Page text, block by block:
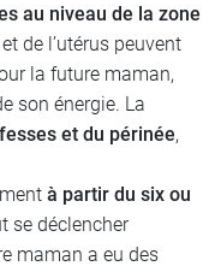
au niveau de la zone
et de l’utérus peuvent
la future maman,
son énergie. La
et du périnée,
à partir du six ou
se déclencher
maman a eu des